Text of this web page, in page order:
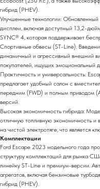
гибрид (PHEV).
Улучшенные технологии:
дисплеи, включая доступный 13,2-
SYNC® 4, которая поддерживает
Спортивные обвесы (ST-Line):
динамичный и агрессивный внешний
покупателей, ищущих эмоциональный
Практичность и универсальность:
предлагает удобный салон с
передним (FWD) и полным приводом
версий.
Высокая экономичность гибрида:
отличную топливную экономичность и
на чистой электротяге, что является
Комплектации
Ford Escape 2023 модельного года
структуру комплектаций для рынка
линейку ST-Line и премиум-версии.
агрегатов, включая бензиновые
гибрид (PHEV).